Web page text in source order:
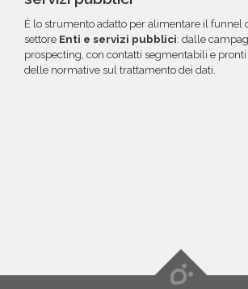
È lo strumento adatto per alimentare il funnel
settore Enti e servizi pubblici: dalle
prospecting, con contatti segmentabili e
delle normative sul trattamento dei dati.